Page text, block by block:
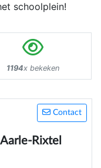
schoolplein!
1194x bekeken
Contact
Rixtel